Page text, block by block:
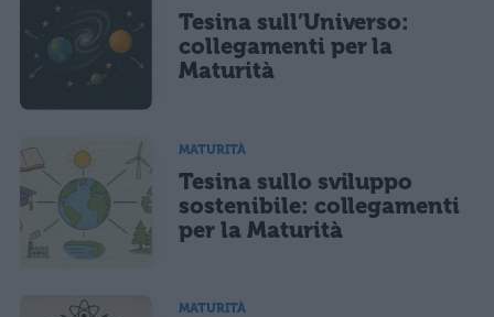
Tesina sull’Universo:
collegamenti per la
Maturità
MATURITÀ
Tesina sullo sviluppo
sostenibile: collegamenti
per la Maturità
MATURITÀ